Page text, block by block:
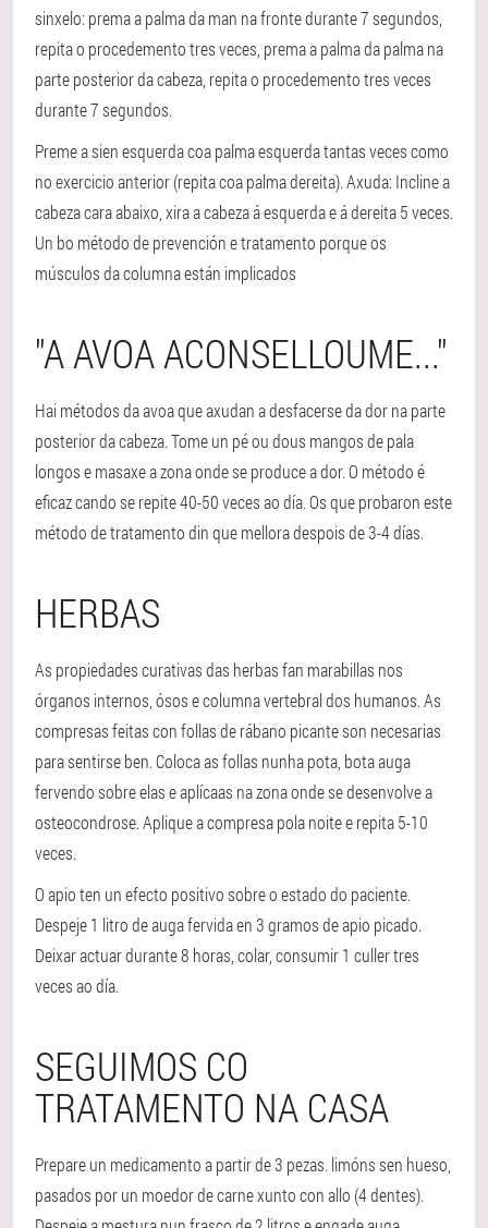
sinxelo: prema a palma da man na fronte durante 7 segundos,
repita o procedemento tres veces, prema a palma da palma na
parte posterior da cabeza, repita o procedemento tres veces
durante 7 segundos.
Preme a sien esquerda coa palma esquerda tantas veces como
no exercicio anterior (repita coa palma dereita). Axuda: Incline a
cabeza cara abaixo, xira a cabeza á esquerda e á dereita 5 veces.
Un bo método de prevención e tratamento porque os
músculos da columna están implicados
"A AVOA ACONSELLOUME..."
Hai métodos da avoa que axudan a desfacerse da dor na parte
posterior da cabeza. Tome un pé ou dous mangos de pala
longos e masaxe a zona onde se produce a dor. O método é
eficaz cando se repite 40-50 veces ao día. Os que probaron este
método de tratamento din que mellora despois de 3-4 días.
HERBAS
As propiedades curativas das herbas fan marabillas nos
órganos internos, ósos e columna vertebral dos humanos. As
compresas feitas con follas de rábano picante son necesarias
para sentirse ben. Coloca as follas nunha pota, bota auga
fervendo sobre elas e aplícaas na zona onde se desenvolve a
osteocondrose. Aplique a compresa pola noite e repita 5-10
veces.
O apio ten un efecto positivo sobre o estado do paciente.
Despeje 1 litro de auga fervida en 3 gramos de apio picado.
Deixar actuar durante 8 horas, colar, consumir 1 culler tres
veces ao día.
SEGUIMOS CO
TRATAMENTO NA CASA
Prepare un medicamento a partir de 3 pezas. limóns sen hueso,
pasados por un moedor de carne xunto con allo (4 dentes).